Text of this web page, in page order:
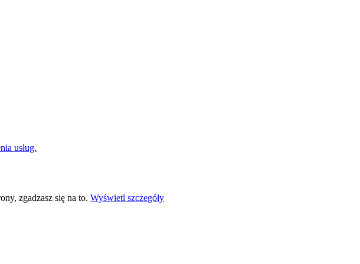
usług.
zgadzasz się na to. Wyświetl szczegóły